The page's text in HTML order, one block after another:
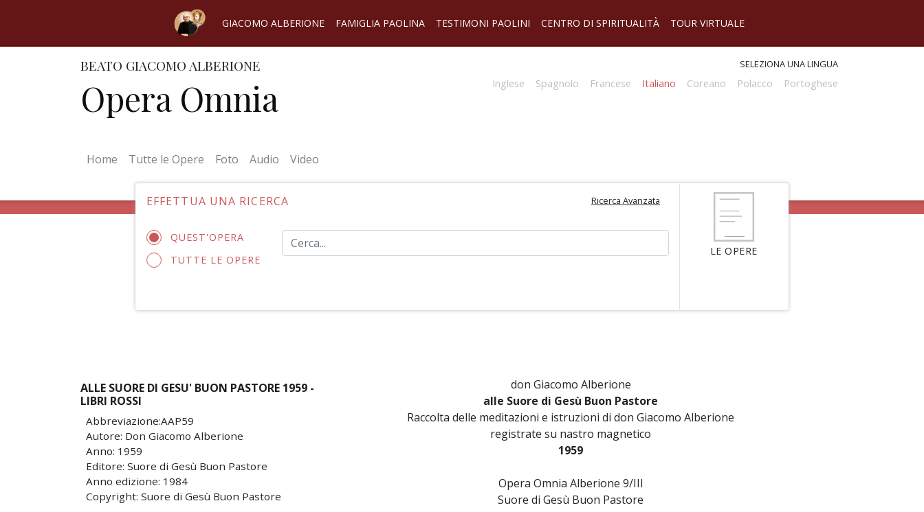
GIACOMO ALBERIONE FAMIGLIA PAOLINA TESTIMONI PAOLINI CENTRO DI SPIRITUALITÀ TOUR VIRTUALE
BEATO GIACOMO ALBERIONE
Opera Omnia
SELEZIONA UNA LINGUA
Inglese Spagnolo Francese Italiano Coreano Polacco Portoghese
Home (current)
Tutte le Opere Foto Audio Video
EFFETTUA UNA RICERCA Ricerca Avanzata
QUEST'OPERA
TUTTE LE OPERE
LE OPERE
ALLE SUORE DI GESU' BUON PASTORE 1959 -
LIBRI ROSSI
Abbreviazione:AAP59
Autore: Don Giacomo Alberione
Anno: 1959
Editore: Suore di Gesù Buon Pastore
Anno edizione: 1984
Copyright: Suore di Gesù Buon Pastore
don Giacomo Alberione
alle Suore di Gesù Buon Pastore
Raccolta delle meditazioni e istruzioni di don Giacomo Alberione
registrate su nastro magnetico
1959
Opera Omnia Alberione 9/III
Suore di Gesù Buon Pastore